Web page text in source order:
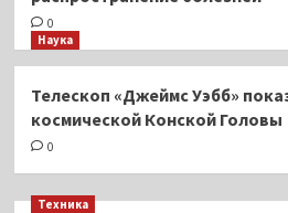
0
Наука
Телескоп «Джеймс Уэбб»
космической Конской Головы
0
Техника